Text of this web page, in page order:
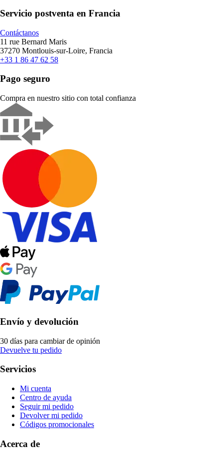
Servicio postventa en Francia
Contáctanos
11 rue Bernard Maris
37270 Montlouis-sur-Loire, Francia
+33 1 86 47 62 58
Pago seguro
Compra en nuestro sitio con total confianza
Envío y devolución
30 días para cambiar de opinión
Devuelve tu pedido
Servicios
Mi cuenta
Centro de ayuda
Seguir mi pedido
Devolver mi pedido
Códigos promocionales
Acerca de